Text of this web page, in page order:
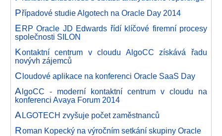
Případové studie Algotech na Oracle Day 2014
ERP Oracle JD Edwards řídí klíčové firemní procesy
společnosti SILON
Kontaktní centrum v cloudu AlgoCC získává řadu
novývh zájemců
Cloudové aplikace na konferenci Oracle SaaS Day
AlgoCC - moderní kontaktní centrum v cloudu na
konferenci Avaya Forum 2014
ALGOTECH zvyšuje počet zaměstnanců
Roman Kopecký na výročním setkání skupiny Oracle